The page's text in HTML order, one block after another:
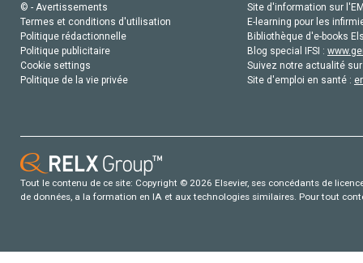
© - Avertissements
Termes et conditions d'utilisation
Politique rédactionnelle
Politique publicitaire
Cookie settings
Politique de la vie privée
Site d'information sur
E-learning pour les
Bibliothèque d'e-books
Blog special IFSI :
Suivez notre actualité
Site d'emploi en santé :
Tout le contenu de ce site: Copyright © 2026 Elsevier, ses concédants de
de données, a la formation en IA et aux technologies similaires. Pour tout